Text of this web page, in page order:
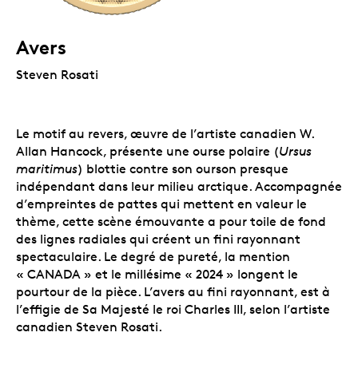
Avers
Steven Rosati
Le motif au revers, œuvre de l’artiste canadien W.
Allan Hancock, présente une ourse polaire (Ursus
maritimus) blottie contre son ourson presque
indépendant dans leur milieu arctique. Accompagnée
d’empreintes de pattes qui mettent en valeur le
thème, cette scène émouvante a pour toile de fond
des lignes radiales qui créent un fini rayonnant
spectaculaire. Le degré de pureté, la mention
« CANADA » et le millésime « 2024 » longent le
pourtour de la pièce. L’avers au fini rayonnant, est à
l’effigie de Sa Majesté le roi Charles III, selon l’artiste
canadien Steven Rosati.